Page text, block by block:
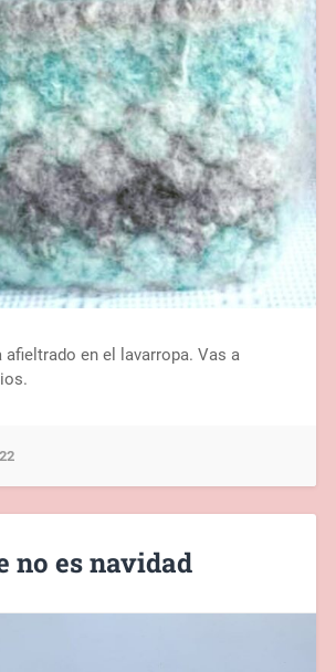
afieltrado en el lavarropa. Vas a
no es navidad